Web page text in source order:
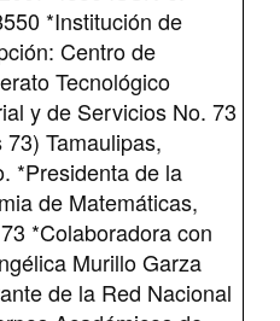
*Institución de
Centro de
Tecnológico
y de Servicios No. 73
73) Tamaulipas,
*Presidenta de la
de Matemáticas,
*Colaboradora con
Murillo Garza
de la Red Nacional